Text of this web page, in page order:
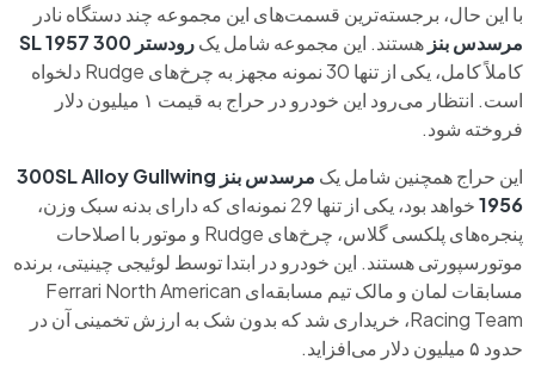
با این حال، برجسته‌ترین قسمت‌های این مجموعه چند دستگاه نادر
مرسدس بنز هستند. این مجموعه شامل یکرودستر 300 SL 1957
کاملاً کامل، یکی از تنها 30 نمونه مجهز به چرخ‌های Rudge دلخواه
است. انتظار می‌رود این خودرو در حراج به قیمت ۱ میلیون دلار
فروخته شود.
این حراج همچنین شامل یک
مرسدس بنز 300SL Alloy Gullwing
1956
خواهد بود، یکی از تنها 29 نمونه‌ای که دارای بدنه سبک وزن،
پنجره‌های پلکسی گلاس، چرخ‌های Rudge و موتور با اصلاحات
موتورسپورتی هستند. این خودرو در ابتدا توسط لوئیجی چینیتی، برنده
مسابقات لمان و مالک تیم مسابقه‌ای Ferrari North American
Racing Team، خریداری شد که بدون شک به ارزش تخمینی آن در
حدود ۵ میلیون دلار می‌افزاید.